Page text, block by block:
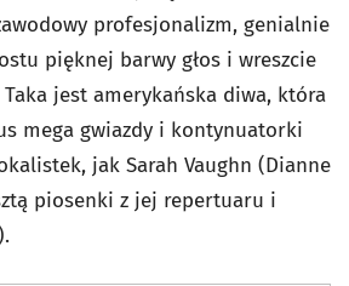
profesjonalizm, genialnie
pięknej barwy głos i wreszcie
jest amerykańska diwa, która
mega gwiazdy i kontynuatorki
jak Sarah Vaughn (Dianne
piosenki z jej repertuaru i